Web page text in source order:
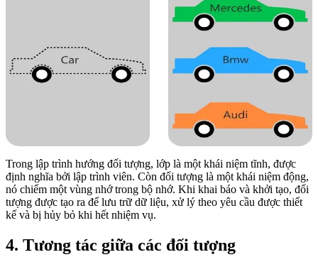
Trong lập trình hướng đối tượng, lớp là một khái niệm tĩnh, được
định nghĩa bởi lập trình viên. Còn đối tượng là một khái niệm động,
nó chiếm một vùng nhớ trong bộ nhớ. Khi khai báo và khởi tạo, đối
tượng được tạo ra để lưu trữ dữ liệu, xử lý theo yêu cầu được thiết
kế và bị hủy bỏ khi hết nhiệm vụ.
4. Tương tác giữa các đối tượng